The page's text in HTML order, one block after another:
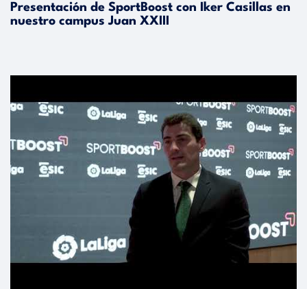
Presentación de SportBoost con Iker Casillas en
nuestro campus Juan XXIII